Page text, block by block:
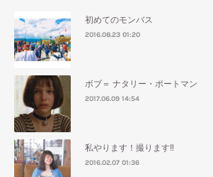
初めてのモンバス
2016.08.23 01:20
ボブ＝ ナタリー・ポートマン
2017.06.09 14:54
私やります！撮ります‼︎
2016.02.07 01:36